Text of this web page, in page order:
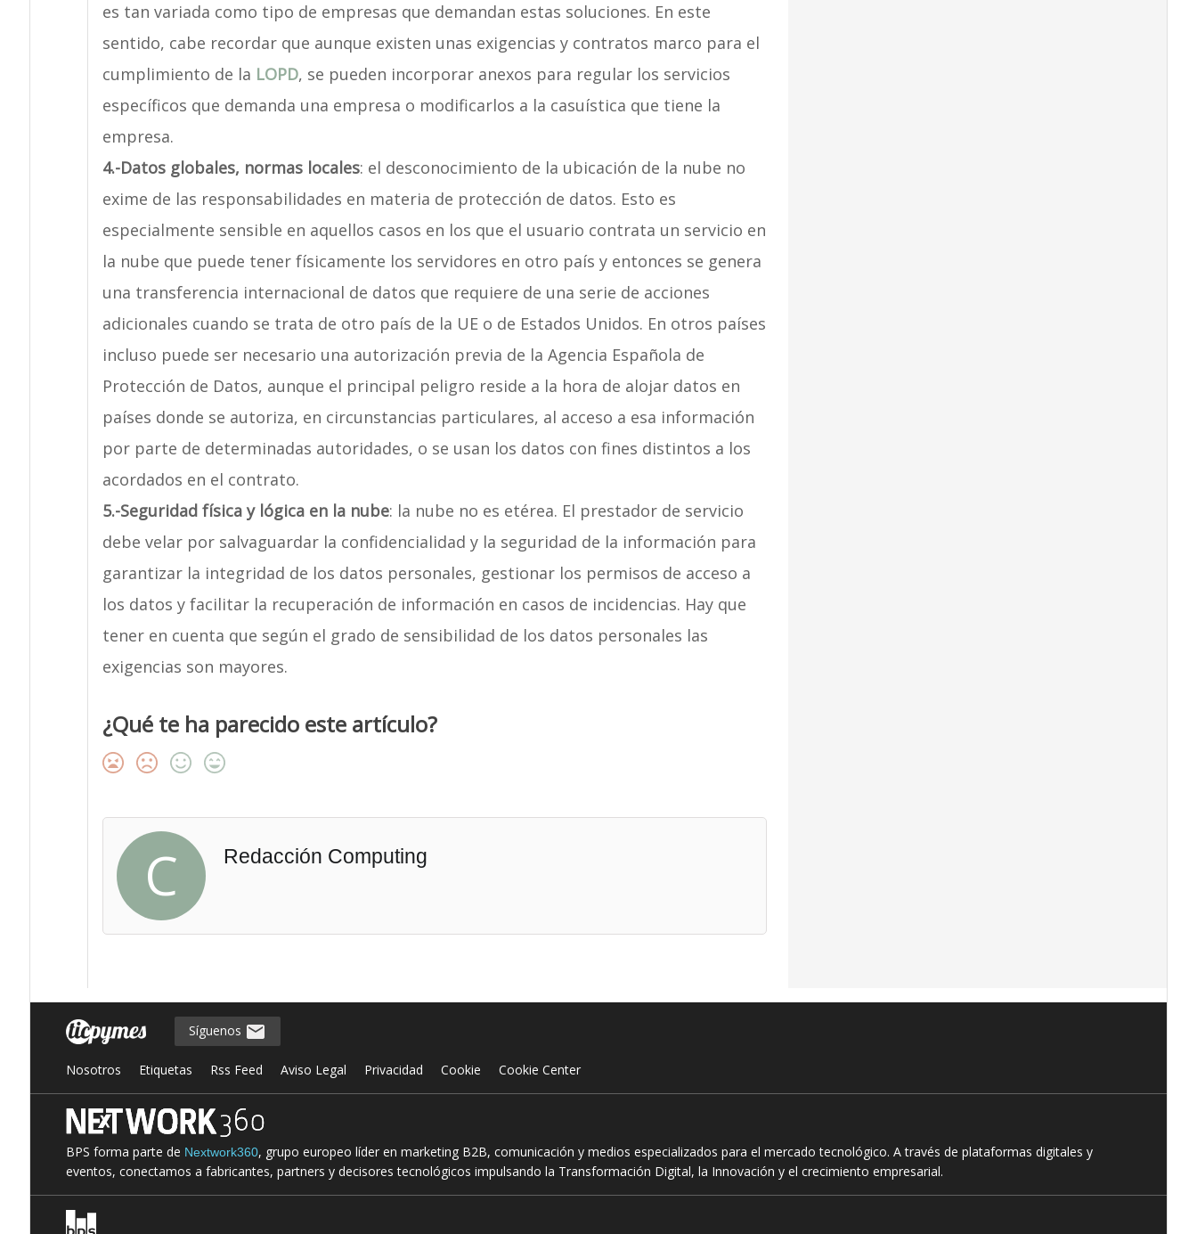
es tan variada como tipo de empresas que demandan estas soluciones. En este
sentido, cabe recordar que aunque existen unas exigencias y contratos marco para el
cumplimiento de la LOPD, se pueden incorporar anexos para regular los servicios
específicos que demanda una empresa o modificarlos a la casuística que tiene la
empresa.
4.-Datos globales, normas locales: el desconocimiento de la ubicación de la nube no
exime de las responsabilidades en materia de protección de datos. Esto es
especialmente sensible en aquellos casos en los que el usuario contrata un servicio en
la nube que puede tener físicamente los servidores en otro país y entonces se genera
una transferencia internacional de datos que requiere de una serie de acciones
adicionales cuando se trata de otro país de la UE o de Estados Unidos. En otros países
incluso puede ser necesario una autorización previa de la Agencia Española de
Protección de Datos, aunque el principal peligro reside a la hora de alojar datos en
países donde se autoriza, en circunstancias particulares, al acceso a esa información
por parte de determinadas autoridades, o se usan los datos con fines distintos a los
acordados en el contrato.
5.-Seguridad física y lógica en la nube: la nube no es etérea. El prestador de servicio
debe velar por salvaguardar la confidencialidad y la seguridad de la información para
garantizar la integridad de los datos personales, gestionar los permisos de acceso a
los datos y facilitar la recuperación de información en casos de incidencias. Hay que
tener en cuenta que según el grado de sensibilidad de los datos personales las
exigencias son mayores.
¿Qué te ha parecido este artículo?
C Redacción Computing
Síguenos
Nosotros Etiquetas Rss Feed Aviso Legal Privacidad Cookie Cookie Center
BPS forma parte de Nextwork360, grupo europeo líder en marketing B2B, comunicación y medios especializados para el mercado tecnológico. A través de plataformas digitales y
eventos, conectamos a fabricantes, partners y decisores tecnológicos impulsando la Transformación Digital, la Innovación y el crecimiento empresarial.